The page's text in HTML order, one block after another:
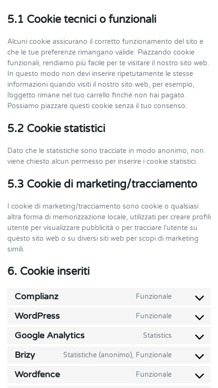
5.1 Cookie tecnici o funzionali
Alcuni cookie assicurano il corretto funzionamento del sito e
che le tue preferenze rimangano valide. Piazzando cookie
funzionali, rendiamo più facile per te visitare il nostro sito web.
In questo modo non devi inserire ripetutamente le stesse
informazioni quando visiti il nostro sito web, per esempio,
l’oggetto rimane nel tuo carrello finché non hai pagato.
Possiamo piazzare questi cookie senza il tuo consenso.
5.2 Cookie statistici
Dato che le statistiche sono tracciate in modo anonimo, non
viene chiesto alcun permesso per inserire i cookie statistici.
5.3 Cookie di marketing/tracciamento
I cookie di marketing/tracciamento sono cookie o qualsiasi
altra forma di memorizzazione locale, utilizzati per creare profili
utente per visualizzare pubblicità o per tracciare l’utente su
questo sito web o su diversi siti web per scopi di marketing
simili.
6. Cookie inseriti
Complianz Funzionale
Consent
service
complianz
WordPress Funzionale
Consent
service
wordpress
Google Analytics Statistics
Consent
service
google-
Brizy Statistiche (anonimo), Funzionale
Consent
service
Wordfence Funzionale
Consent